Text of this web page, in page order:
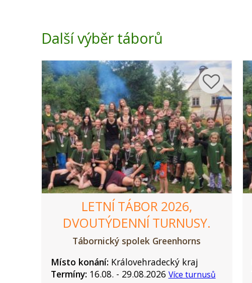
Další výběr táborů
LETNÍ TÁBOR 2026,
DVOUTÝDENNÍ TURNUSY.
Tábornický spolek Greenhorns
Místo konání: Královehradecký kraj
Termíny: 16.08. - 29.08.2026 Více turnusů